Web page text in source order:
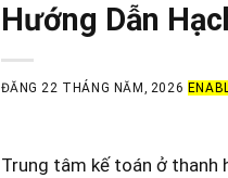
Hướng Dẫn
ĐĂNG22 THÁNG NĂM, 2026
Trung tâm kế toán ở thanh